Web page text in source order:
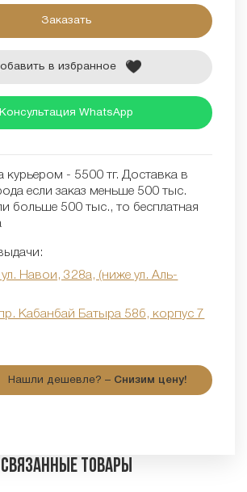
Заказать
в избранное
Консультация WhatsApp
курьером - 5500 тг. Доставка в
если заказ меньше 500 тыс.
больше 500 тыс., то бесплатная
Навои, 328а, (ниже ул. Аль-
Кабанбай Батыра 58б, корпус 7
Нашли дешевле? – Снизим цену!
Связанные товары